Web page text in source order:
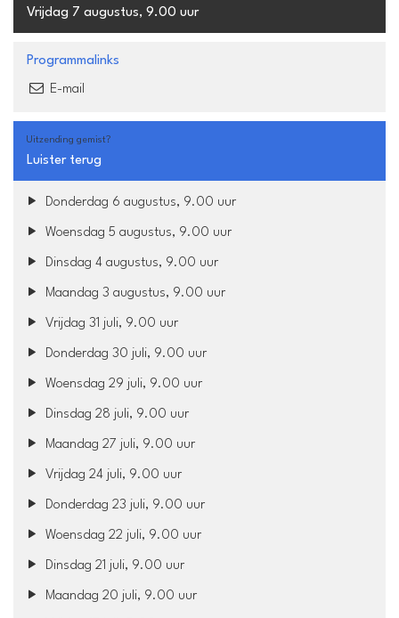
Vrijdag 7 augustus, 9.00 uur
Programmalinks
E-mail
Uitzending gemist?
Luister terug
Donderdag 6 augustus, 9.00 uur
Woensdag 5 augustus, 9.00 uur
Dinsdag 4 augustus, 9.00 uur
Maandag 3 augustus, 9.00 uur
Vrijdag 31 juli, 9.00 uur
Donderdag 30 juli, 9.00 uur
Woensdag 29 juli, 9.00 uur
Dinsdag 28 juli, 9.00 uur
Maandag 27 juli, 9.00 uur
Vrijdag 24 juli, 9.00 uur
Donderdag 23 juli, 9.00 uur
Woensdag 22 juli, 9.00 uur
Dinsdag 21 juli, 9.00 uur
Maandag 20 juli, 9.00 uur